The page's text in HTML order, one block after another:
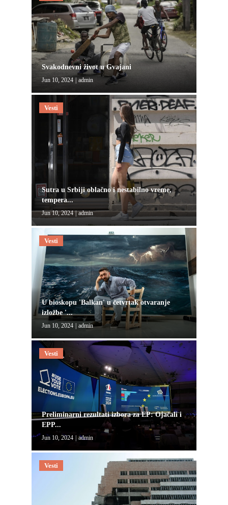
Svakodnevni život u Gvajani
Jun 10, 2024 admin
Vesti
Sutra u Srbiji oblačno i nestabilno vreme,
tempera...
Jun 10, 2024 | admin
Vesti
U bioskopu 'Balkan' u četvrtak otvaranje
izložbe '...
Jun 10, 2024 | admin
Vesti
Preliminarni rezultati izbora za EP: Ojačali i
EPP...
Jun 10, 2024 admin
Vesti